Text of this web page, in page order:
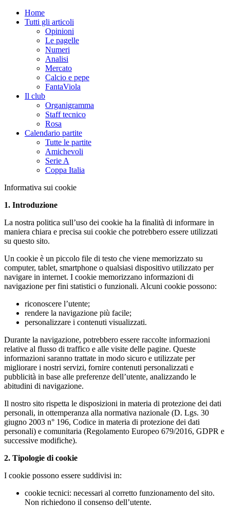
Home
Tutti gli articoli
Opinioni
Le pagelle
Numeri
Analisi
Mercato
Calcio e pepe
FantaViola
Il club
Organigramma
Staff tecnico
Rosa
Calendario partite
Tutte le partite
Amichevoli
Serie A
Coppa Italia
Informativa sui cookie
1. Introduzione
La nostra politica sull’uso dei cookie ha la finalità di informare in
maniera chiara e precisa sui cookie che potrebbero essere utilizzati
su questo sito.
Un cookie è un piccolo file di testo che viene memorizzato su
computer, tablet, smartphone o qualsiasi dispositivo utilizzato per
navigare in internet. I cookie memorizzano informazioni di
navigazione per fini statistici o funzionali. Alcuni cookie possono:
riconoscere l’utente;
rendere la navigazione più facile;
personalizzare i contenuti visualizzati.
Durante la navigazione, potrebbero essere raccolte informazioni
relative al flusso di traffico e alle visite delle pagine. Queste
informazioni saranno trattate in modo sicuro e utilizzate per
migliorare i nostri servizi, fornire contenuti personalizzati e
pubblicità in base alle preferenze dell’utente, analizzando le
abitudini di navigazione.
Il nostro sito rispetta le disposizioni in materia di protezione dei dati
personali, in ottemperanza alla normativa nazionale (D. Lgs. 30
giugno 2003 n° 196, Codice in materia di protezione dei dati
personali) e comunitaria (Regolamento Europeo 679/2016, GDPR e
successive modifiche).
2. Tipologie di cookie
I cookie possono essere suddivisi in:
cookie tecnici: necessari al corretto funzionamento del sito.
Non richiedono il consenso dell’utente.